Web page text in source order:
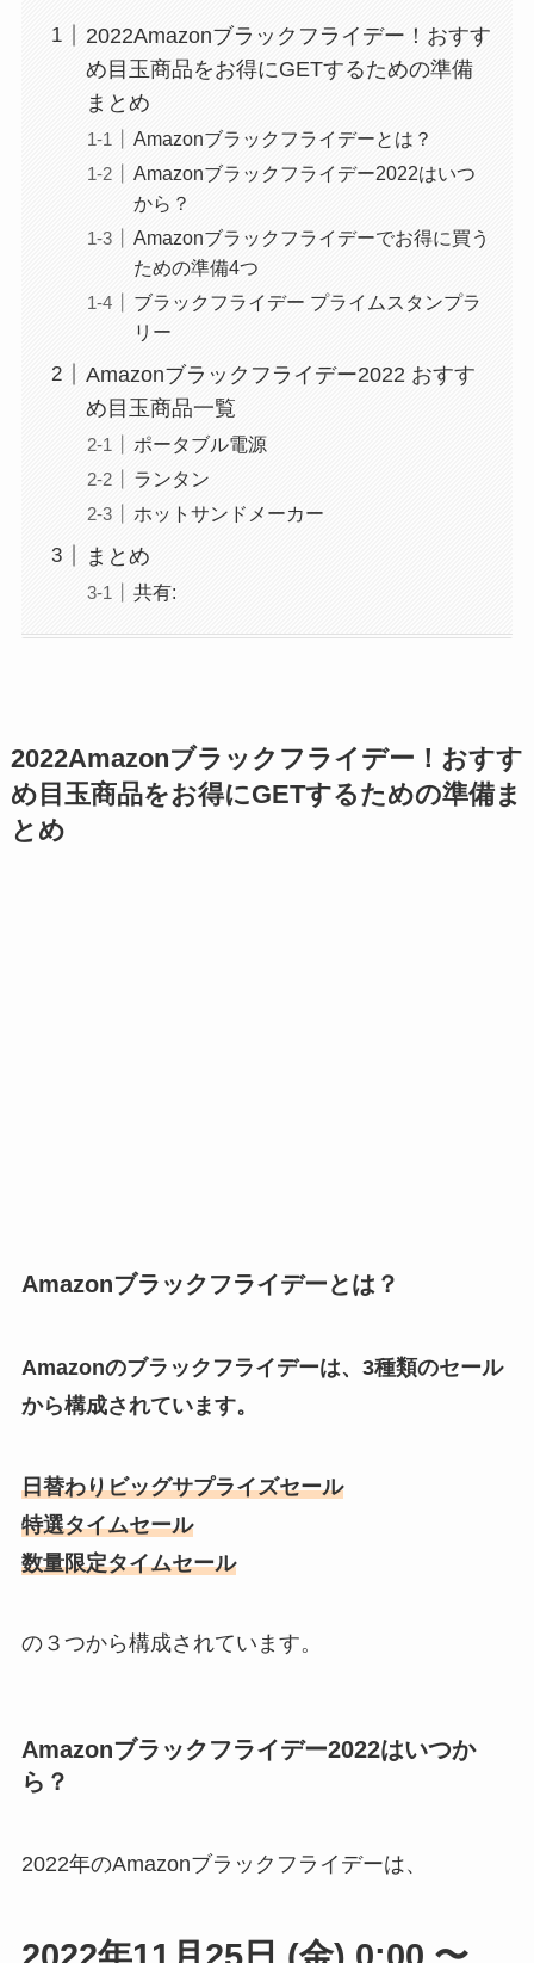
2022Amazonブラックフライデー！おすす
め目玉商品をお得にGETするための準備
まとめ
Amazonブラックフライデーとは？
Amazonブラックフライデー2022はいつ
から？
Amazonブラックフライデーでお得に買う
ための準備4つ
ブラックフライデー プライムスタンプラ
リー
Amazonブラックフライデー2022 おすす
め目玉商品一覧
ポータブル電源
ランタン
ホットサンドメーカー
まとめ
共有:
2022Amazonブラックフライデー！おすす
め目玉商品をお得にGETするための準備ま
とめ
Amazonブラックフライデーとは？
Amazonのブラックフライデーは、3種類のセール
から構成されています。
日替わりビッグサプライズセール
特選タイムセール
数量限定タイムセール
の３つから構成されています。
Amazonブラックフライデー2022はいつか
ら？
2022年のAmazonブラックフライデーは、